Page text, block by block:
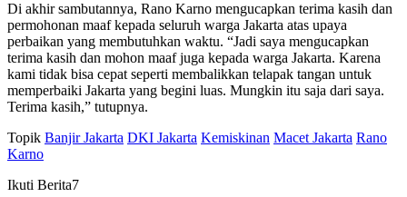
Di akhir sambutannya, Rano Karno mengucapkan terima kasih dan
permohonan maaf kepada seluruh warga Jakarta atas upaya
perbaikan yang membutuhkan waktu. “Jadi saya mengucapkan
terima kasih dan mohon maaf juga kepada warga Jakarta. Karena
kami tidak bisa cepat seperti membalikkan telapak tangan untuk
memperbaiki Jakarta yang begini luas. Mungkin itu saja dari saya.
Terima kasih,” tutupnya.
Topik Banjir Jakarta DKI Jakarta Kemiskinan Macet Jakarta Rano
Karno
Ikuti Berita7